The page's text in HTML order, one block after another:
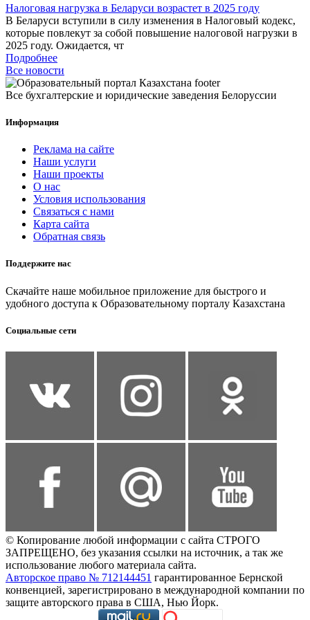
Налоговая нагрузка в Беларуси возрастет в 2025 году
В Беларуси вступили в силу изменения в Налоговый кодекс,
которые повлекут за собой повышение налоговой нагрузки в
2025 году. Ожидается, чт
Подробнее
Все новости
Все бухгалтерские и юридические заведения Белоруссии
Информация
Реклама на сайте
Наши услуги
Наши проекты
О нас
Условия использования
Связаться с нами
Карта сайта
Обратная связь
Поддержите нас
Скачайте наше мобильное приложение для быстрого и
удобного доступа к Образовательному порталу Казахстана
Социальные сети
© Копирование любой информации с сайта СТРОГО
ЗАПРЕЩЕНО, без указания ссылки на источник, а так же
использование любого материала сайта.
Авторское право № 712144451 гарантированное Бернской
конвенцией, зарегистрировано в международной компании по
защите авторского права в США, Нью Йорк.